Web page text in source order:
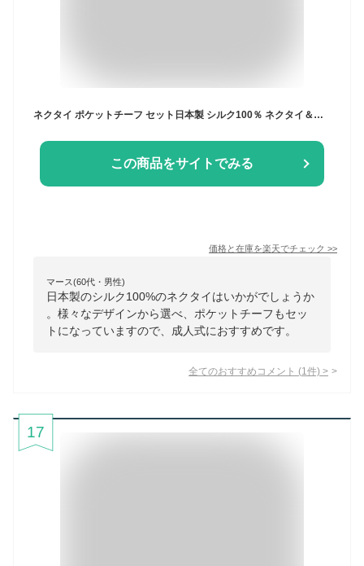
ネクタイ ポケットチーフ セット日本製 シルク100％ ネクタイ＆チーフセット ギフト プレゼント おしゃれ 結婚式 披露宴 入学式 卒業式 成人式 就職祝 誕生日 クリスマス
この商品をサイトでみる
価格と在庫を楽天でチェック >>
マース(60代・男性)
日本製のシルク100%のネクタイはいかがでしょうか
。様々なデザインから選べ、ポケットチーフもセッ
トになっていますので、成人式におすすめです。
全てのおすすめコメント (1 件) >
17